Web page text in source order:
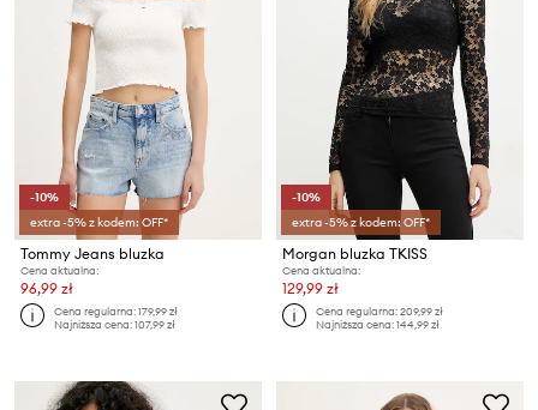
-10%
extra -5% z kodem: OFF*
Tommy Jeans bluzka
Cena aktualna:
96,99 zł
Cena regularna:179,99 zł
Najniższa cena:107,99 zł
-10%
extra -5% z kodem: OFF*
Morgan bluzka TKISS
Cena aktualna:
129,99 zł
Cena regularna:209,99 zł
Najniższa cena:144,99 zł